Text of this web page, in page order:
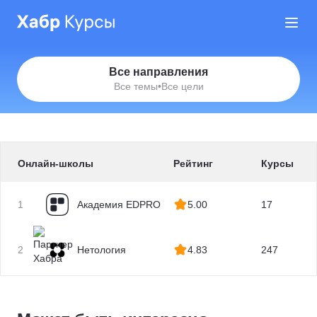
Все направления
Все темы•Все цели
Онлайн-школы Рейтинг Курсы
1 Академия EDPRO 5.00 17
2 Нетология 4.83 247